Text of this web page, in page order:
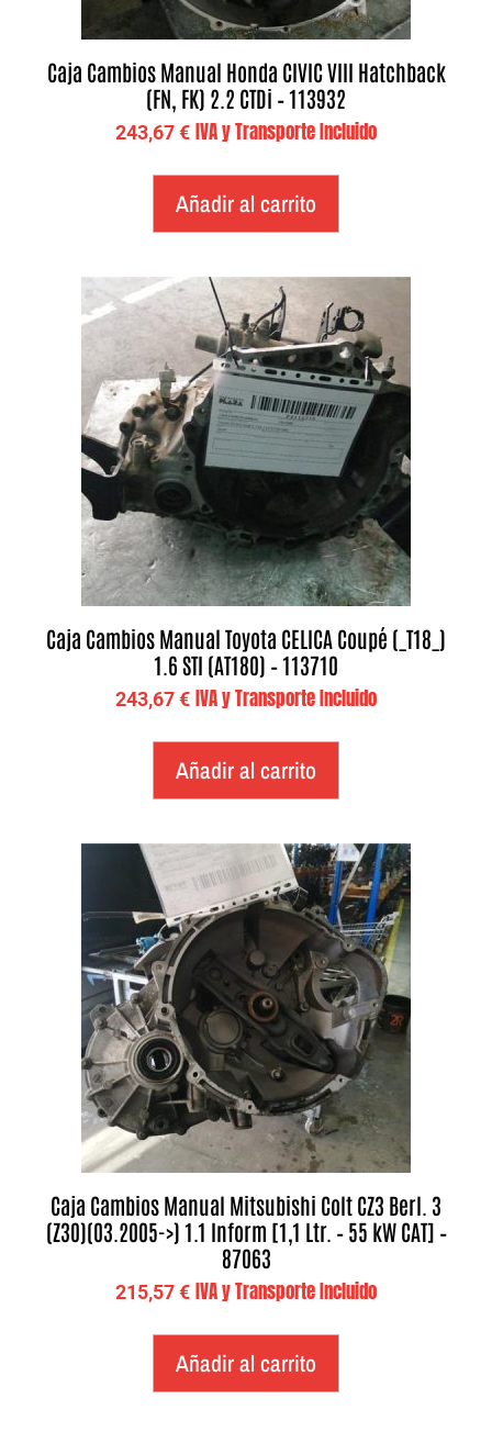
Caja Cambios Manual Honda CIVIC VIII Hatchback
(FN, FK) 2.2 CTDi – 113932
243,67€ IVA y Transporte Incluido
Añadir al carrito
Caja Cambios Manual Toyota CELICA Coupé (_T18_)
1.6 STI (AT180) – 113710
243,67€ IVA y Transporte Incluido
Añadir al carrito
Caja Cambios Manual Mitsubishi Colt CZ3 Berl. 3
(Z30)(03.2005->) 1.1 Inform [1,1 Ltr. – 55 kW CAT] –
87063
215,57€ IVA y Transporte Incluido
Añadir al carrito